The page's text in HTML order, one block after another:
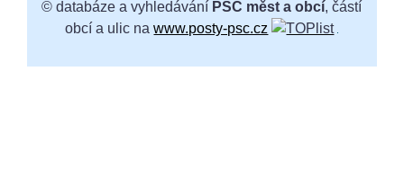
© databáze a vyhledávání PSČ měst a obcí, částí
obcí a ulic nawww.posty-psc.cz